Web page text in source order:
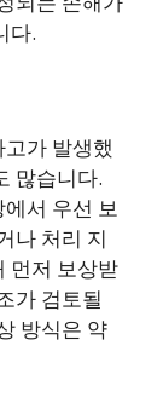
다.
가 발생했
많습니다.
서 우선 보
나 처리 지
먼저 보상받
가 검토될
방식은 약